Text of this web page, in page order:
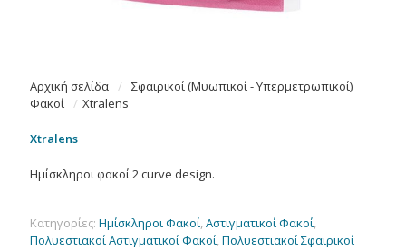
Αρχική σελίδα /
Σφαιρικοί (Μυωπικοί - Υπερμετρωπικοί)
Φακοί / Xtralens
Xtralens
Ημίσκληροι φακοί 2 curve design.
Κατηγορίες: Hμίσκληροι Φακοί,Αστιγματικοί Φακοί,
Πολυεστιακοί Αστιγματικοί Φακοί,Πολυεστιακοί Σφαιρικοί